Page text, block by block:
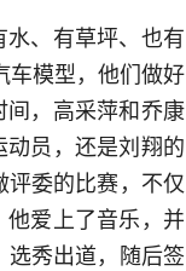
、有草坪、也有
车模型，他们做好
，高采萍和乔康
员，还是刘翔的
委的比赛，不仅
爱上了音乐，并
秀出道，随后签